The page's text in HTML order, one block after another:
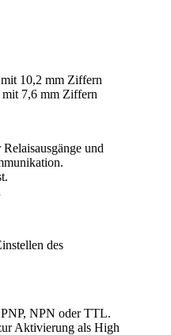
10,2 mm Ziffern
7,6 mm Ziffern
und
des
NPN oder TTL.
Aktivierung als High